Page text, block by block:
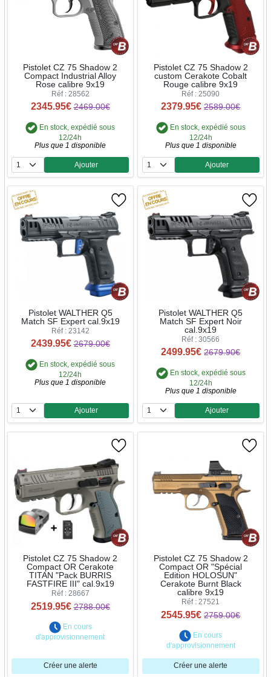
Pistolet CZ 75 Shadow 2
Compact Industrial Alloy
Rose calibre 9x19
Réf : 28562
2345.95€ 2469.00€
En stock, expédié sous
12/24h
Plus que 1 disponible
Quantité
Ajouter
Pistolet CZ 75 Shadow 2
custom Cerakote Cobalt
Rouge calibre 9x19
Réf : 25090
2379.95€ 2589.00€
En stock, expédié sous
12/24h
Plus que 1 disponible
Quantité
Ajouter
Pistolet WALTHER Q5
Match SF Expert cal.9x19
Réf : 23142
2439.95€ 2679.00€
En stock, expédié sous
12/24h
Plus que 1 disponible
Quantité
Ajouter
Pistolet WALTHER Q5
Match SF Expert Noir
cal.9x19
Réf : 30566
2499.95€ 2679.90€
En stock, expédié sous
12/24h
Plus que 1 disponible
Quantité
Ajouter
Pistolet CZ 75 Shadow 2
Compact OR Cerakote
TITAN "Pack BURRIS
FASTFIRE III" cal.9x19
Réf : 28667
2519.95€ 2788.00€
En cours
d'approvisionnement
Créer une alerte
Pistolet CZ 75 Shadow 2
Compact OR "Spécial
Edition HOLOSUN"
Cerakote Burnt Black
calibre 9x19
Réf : 27521
2545.95€ 2759.00€
En cours
d'approvisionnement
Créer une alerte